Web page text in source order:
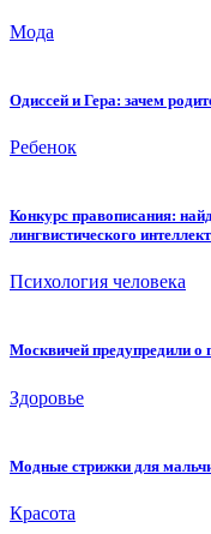
Мода
Одиссей и Гера: зачем
Ребенок
Конкурс правописания:
лингвистического
Психология человека
Москвичей предупредили о
Здоровье
Модные стрижки для
Красота